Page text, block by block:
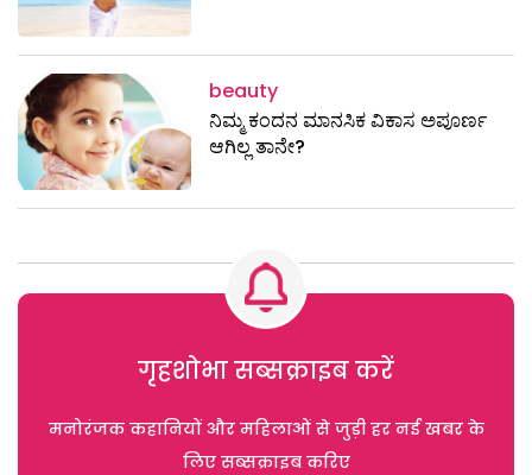
beauty
ನಿಮ್ಮ ಕಂದನ ಮಾನಸಿಕ ವಿಕಾಸ ಅಪೂರ್ಣ
ಆಗಿಲ್ಲ ತಾನೇ?
गृहशोभा सब्सक्राइब करें
मनोरंजक कहानियों और महिलाओं से जुड़ी हर नई खबर के
लिए सब्सक्राइब करिए